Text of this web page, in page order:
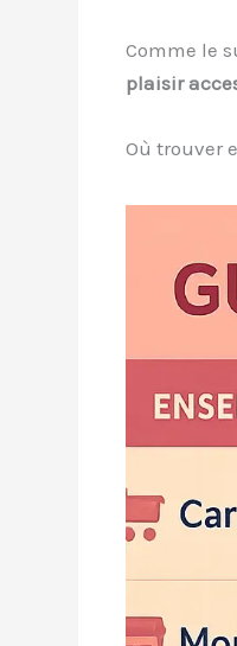
Comme le
plaisir
Où trouver